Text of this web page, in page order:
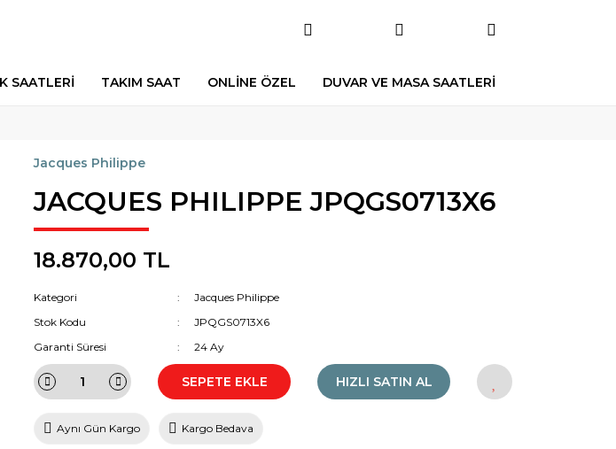
SAATLERİ TAKIM SAAT ONLİNE ÖZEL DUVAR VE MASA SAATLERİ
Jacques Philippe
JACQUES PHILIPPE JPQGS0713X6
18.870,00 TL
Kategori
Jacques Philippe
Stok Kodu
JPQGS0713X6
Garanti Süresi
24 Ay
SEPETE EKLE HIZLI SATIN AL
Aynı Gün Kargo Kargo Bedava